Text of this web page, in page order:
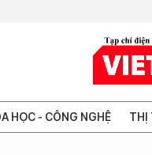
HỌC - CÔNG NGHỆ THỊ